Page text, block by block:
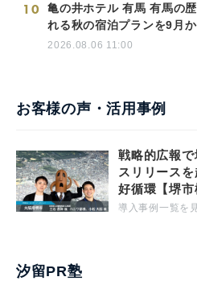
10
亀の井ホテル 有馬 有馬の
れる秋の宿泊プランを9月
2026.08.06 11:00
お客様の声・活用事例
戦略的広報
スリリース
好循環【堺市
導入事例一覧を
汐留PR塾